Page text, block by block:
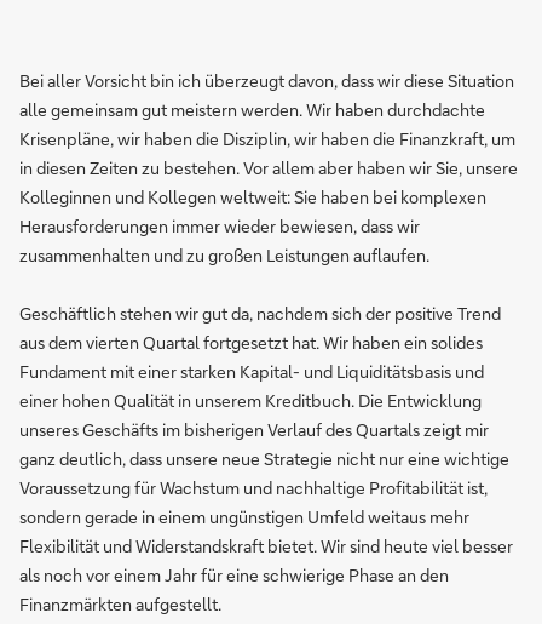
Bei aller Vorsicht bin ich überzeugt davon, dass wir diese Situation
alle gemeinsam gut meistern werden. Wir haben durchdachte
Krisenpläne, wir haben die Disziplin, wir haben die Finanzkraft, um
in diesen Zeiten zu bestehen. Vor allem aber haben wir Sie, unsere
Kolleginnen und Kollegen weltweit: Sie haben bei komplexen
Herausforderungen immer wieder bewiesen, dass wir
zusammenhalten und zu großen Leistungen auflaufen.
Geschäftlich stehen wir gut da, nachdem sich der positive Trend
aus dem vierten Quartal fortgesetzt hat. Wir haben ein solides
Fundament mit einer starken Kapital- und Liquiditätsbasis und
einer hohen Qualität in unserem Kreditbuch. Die Entwicklung
unseres Geschäfts im bisherigen Verlauf des Quartals zeigt mir
ganz deutlich, dass unsere neue Strategie nicht nur eine wichtige
Voraussetzung für Wachstum und nachhaltige Profitabilität ist,
sondern gerade in einem ungünstigen Umfeld weitaus mehr
Flexibilität und Widerstandskraft bietet. Wir sind heute viel besser
als noch vor einem Jahr für eine schwierige Phase an den
Finanzmärkten aufgestellt.